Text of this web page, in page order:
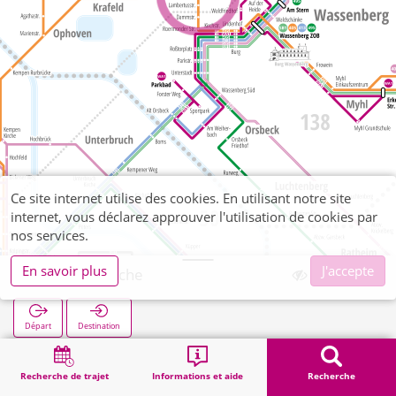
Recherche de trajet Informations et aide Recherche
Birgelen Kirche
Départ Destination
Démarrage Recherche
Ce site internet utilise des cookies. En utilisant notre site
internet, vous déclarez approuver l'utilisation de cookies par
nos services.
En savoir plus
J'accepte